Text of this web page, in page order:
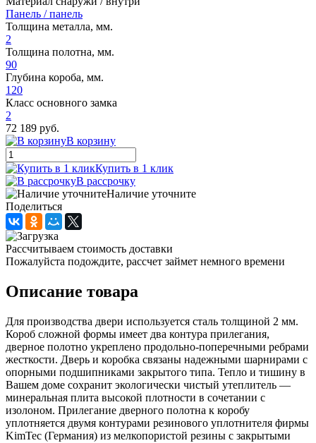
Панель / панель
Толщина металла, мм.
2
Толщина полотна, мм.
90
Глубина короба, мм.
120
Класс основного замка
2
72 189 руб.
В корзину
Купить в 1 клик
В рассрочку
Наличие уточните
Поделиться
Рассчитываем стоимость доставки
Пожалуйста подождите, рассчет займет немного времени
Описание товара
Для производства двери используется сталь толщиной 2 мм.
Короб сложной формы имеет два контура прилегания,
дверное полотно укреплено продольно-поперечными ребрами
жесткости. Дверь и коробка связаны надежными шарнирами с
опорными подшипниками закрытого типа. Тепло и тишину в
Вашем доме сохранит экологически чистый утеплитель —
минеральная плита высокой плотности в сочетании с
изолоном. Прилегание дверного полотна к коробу
уплотняется двумя контурами резинового уплотнителя фирмы
KimTec (Германия) из мелкопористой резины с закрытыми